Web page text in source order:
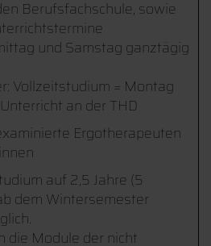
Berufsfachschule, sowie
und Samstag ganztägig
Vollzeitstudium = Montag
an der THD
Ergotherapeuten
auf 2,5 Jahre (5
dem Wintersemester
die Module der nicht